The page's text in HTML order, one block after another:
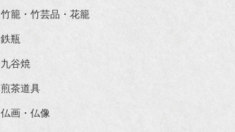
竹籠・竹芸品・花籠
鉄瓶
九谷焼
煎茶道具
仏画・仏像